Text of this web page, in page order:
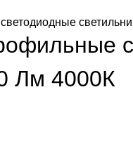
Лм 4000К